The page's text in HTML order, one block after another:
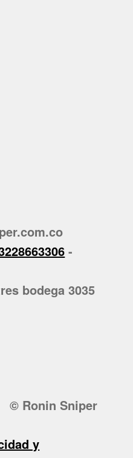
-
bodega 3035
© Ronin Sniper
y